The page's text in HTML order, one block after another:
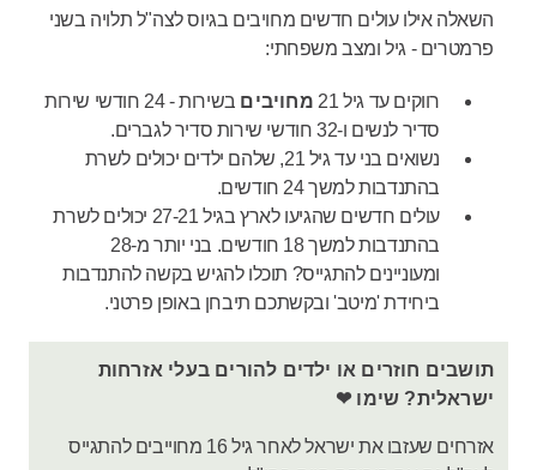
השאלה אילו עולים חדשים מחויבים בגיוס לצה"ל תלויה בשני
פרמטרים - גיל ומצב משפחתי:
רווקים עד גיל 21 מחויבים
בשירות - 24 חודשי שירות
סדיר לנשים ו-32 חודשי שירות סדיר לגברים.
נשואים בני עד גיל 21, שלהם ילדים יכולים לשרת
בהתנדבות למשך 24 חודשים.
עולים חדשים שהגיעו לארץ בגיל 27-21 יכולים לשרת
בהתנדבות למשך 18 חודשים. בני יותר מ-28
ומעוניינים להתגייס? תוכלו להגיש בקשה להתנדבות
ביחידת 'מיטב' ובקשתכם תיבחן באופן פרטני.
תושבים חוזרים או ילדים להורים בעלי אזרחות
ישראלית? שימו ❤
אזרחים שעזבו את ישראל לאחר גיל 16 מחוייבים להתגייס